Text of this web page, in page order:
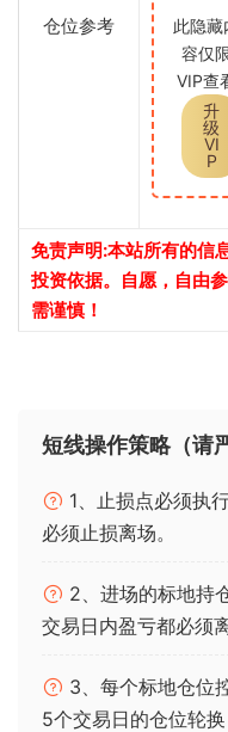
仓位参考
此隐藏
容仅
VIP查
升
级
VI
P
免责声明:本站所有的信
投资依据。自愿，自由
需谨慎！
短线操作策略（请
1、止损点必须执
必须止损离场。
2、进场的标地持
交易日内盈亏都必须离
3、每个标地仓位
5个交易日的仓位轮换